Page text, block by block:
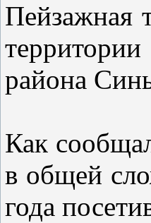
Пейзажная
района
Как
в общей
года